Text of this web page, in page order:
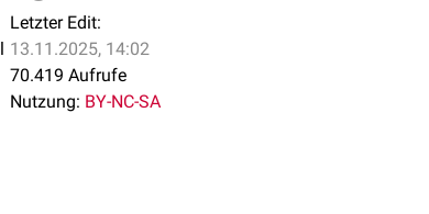
Letzter Edit:
13.11.2025, 14:02
70.419 Aufrufe
Nutzung: BY-NC-SA